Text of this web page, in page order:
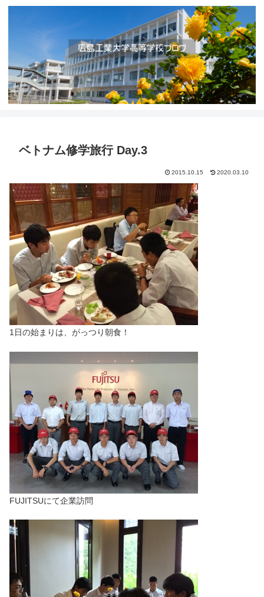
ベトナム修学旅行 Day.3
2015.10.15 2020.03.10
1日の始まりは、がっつり朝食！
FUJITSUにて企業訪問